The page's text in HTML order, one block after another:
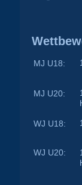
MJ U18:
MJ U20:
WJ U18:
WJ U20: